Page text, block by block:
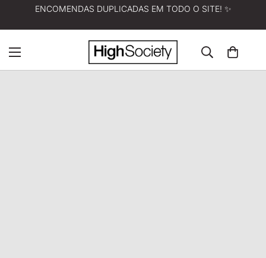
ENCOMENDAS DUPLICADAS EM TODO O SITE! ✨